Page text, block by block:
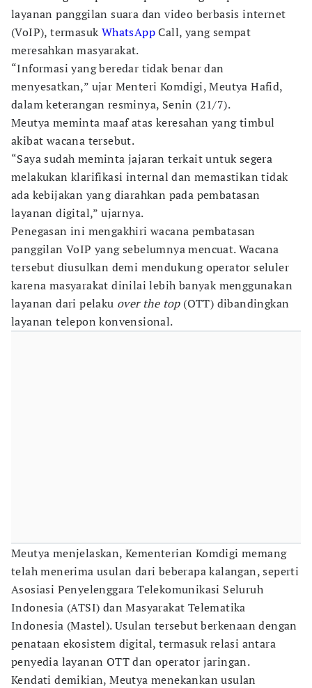
layanan panggilan suara dan video berbasis internet
(VoIP), termasukWhatsAppCall, yang sempat
meresahkan masyarakat.
“Informasi yang beredar tidak benar dan
menyesatkan,” ujar Menteri Komdigi, Meutya Hafid,
dalam keterangan resminya, Senin (21/7).
Meutya meminta maaf atas keresahan yang timbul
akibat wacana tersebut.
“Saya sudah meminta jajaran terkait untuk segera
melakukan klarifikasi internal dan memastikan tidak
ada kebijakan yang diarahkan pada pembatasan
layanan digital,” ujarnya.
Penegasan ini mengakhiri wacana pembatasan
panggilan VoIP yang sebelumnya mencuat. Wacana
tersebut diusulkan demi mendukung operator seluler
karena masyarakat dinilai lebih banyak menggunakan
layanan dari pelaku over the top(OTT) dibandingkan
layanan telepon konvensional.
Meutya menjelaskan, Kementerian Komdigi memang
telah menerima usulan dari beberapa kalangan, seperti
Asosiasi Penyelenggara Telekomunikasi Seluruh
Indonesia (ATSI) dan Masyarakat Telematika
Indonesia (Mastel). Usulan tersebut berkenaan dengan
penataan ekosistem digital, termasuk relasi antara
penyedia layanan OTT dan operator jaringan.
Kendati demikian, Meutya menekankan usulan